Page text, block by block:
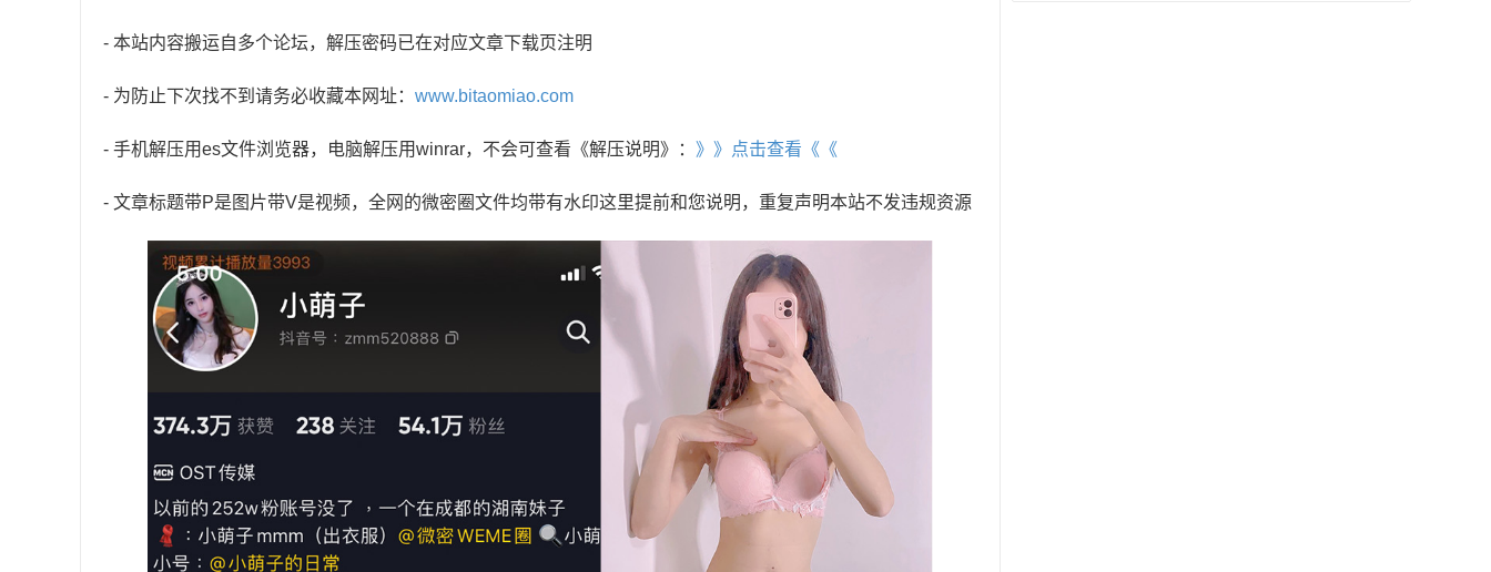
- 本站内容搬运自多个论坛，解压密码已在对应文章下载页注明
- 为防止下次找不到请务必收藏本网址： www.bitaomiao.com
- 手机解压用es文件浏览器，电脑解压用winrar，不会可查看《解压说明》： 》》点击查看《《
- 文章标题带P是图片带V是视频，全网的微密圈文件均带有水印这里提前和您说明，重复声明本站不发违规资源